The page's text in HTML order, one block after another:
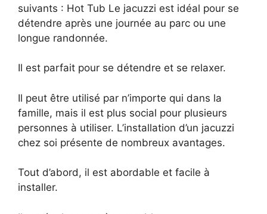
suivants : Hot Tub Le jacuzzi est idéal pour se
détendre après une journée au parc ou une
longue randonnée.
Il est parfait pour se détendre et se relaxer.
Il peut être utilisé par n’importe qui dans la
famille, mais il est plus social pour plusieurs
personnes à utiliser. L’installation d’un jacuzzi
chez soi présente de nombreux avantages.
Tout d’abord, il est abordable et facile à
installer.